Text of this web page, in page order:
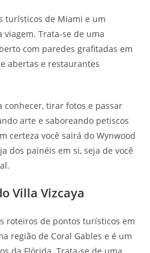
turísticos de Miami e um
Trata-se de uma
com paredes grafitadas em
abertas e restaurantes
conhecer, tirar fotos e passar
arte e saboreando petiscos
certeza você sairá do Wynwood
dos painéis em si, seja de você
Villa Vizcaya
roteiros de pontos turísticos em
região de Coral Gables e é um